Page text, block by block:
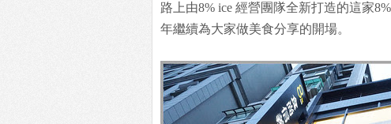
路上由8% ice 經營團隊全新打造的這家
年繼續為大家做美食分享的開場。